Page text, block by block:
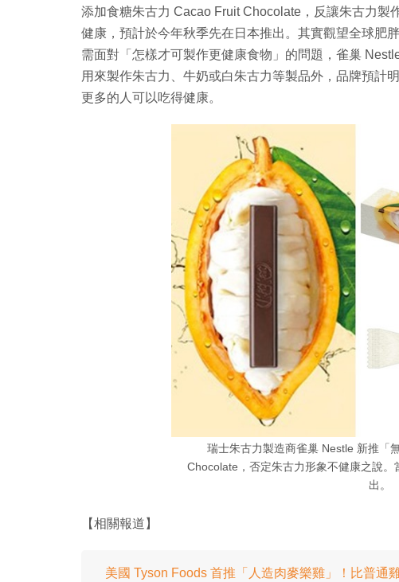
添加食糖朱古力 Cacao Fruit Chocolate，反讓朱古力製
健康，預計於今年秋季先在日本推出。其實觀望全球肥
需面對「怎樣才可製作更健康食物」的問題，雀巢
用來製作朱古力、牛奶或白朱古力等製品外，品牌預計
更多的人可以吃得健康。
瑞士朱古力製造商雀巢 Nestle 新推「
Chocolate，否定朱古力形象不健康之說
出。
【相關報道】
美國 Tyson Foods 首推「人造肉麥樂雞」！比普通